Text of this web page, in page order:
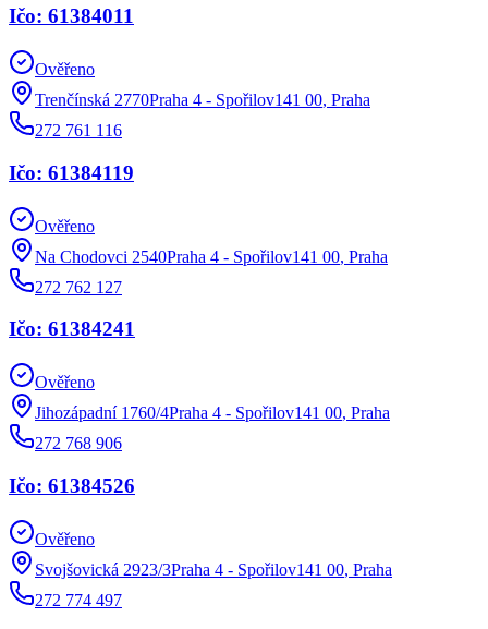
Ičo: 61384011
Ověřeno
Trenčínská 2770Praha 4 - Spořilov141 00, Praha
272 761 116
Ičo: 61384119
Ověřeno
Na Chodovci 2540Praha 4 - Spořilov141 00, Praha
272 762 127
Ičo: 61384241
Ověřeno
Jihozápadní 1760/4Praha 4 - Spořilov141 00, Praha
272 768 906
Ičo: 61384526
Ověřeno
Svojšovická 2923/3Praha 4 - Spořilov141 00, Praha
272 774 497